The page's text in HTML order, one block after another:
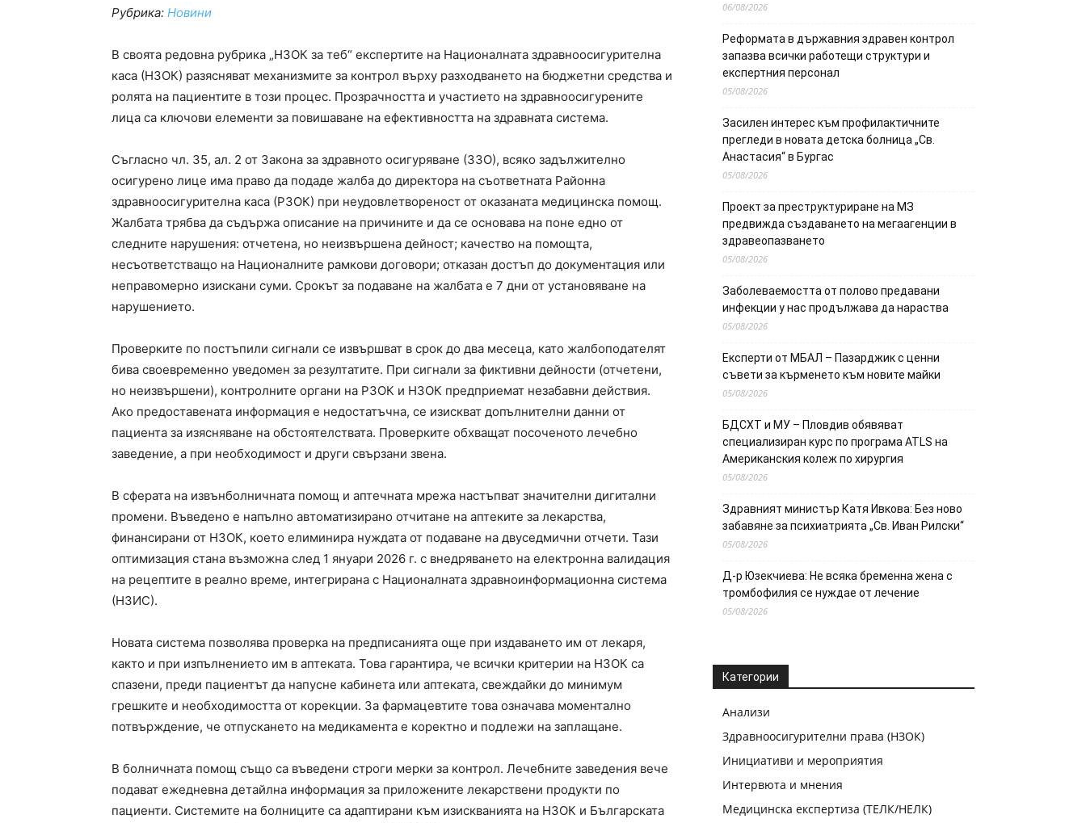
Рубрика: Новини
В своята редовна рубрика „НЗОК за теб“ експертите на Националната здравноосигурителна
каса (НЗОК) разясняват механизмите за контрол върху разходването на бюджетни средства и
ролята на пациентите в този процес. Прозрачността и участието на здравноосигурените
лица са ключови елементи за повишаване на ефективността на здравната система.
Съгласно чл. 35, ал. 2 от Закона за здравното осигуряване (ЗЗО), всяко задължително
осигурено лице има право да подаде жалба до директора на съответната Районна
здравноосигурителна каса (РЗОК) при неудовлетвореност от оказаната медицинска помощ.
Жалбата трябва да съдържа описание на причините и да се основава на поне едно от
следните нарушения: отчетена, но неизвършена дейност; качество на помощта,
несъответстващо на Националните рамкови договори; отказан достъп до документация или
неправомерно изискани суми. Срокът за подаване на жалбата е 7 дни от установяване на
нарушението.
Проверките по постъпили сигнали се извършват в срок до два месеца, като жалбоподателят
бива своевременно уведомен за резултатите. При сигнали за фиктивни дейности (отчетени,
но неизвършени), контролните органи на РЗОК и НЗОК предприемат незабавни действия.
Ако предоставената информация е недостатъчна, се изискват допълнителни данни от
пациента за изясняване на обстоятелствата. Проверките обхващат посоченото лечебно
заведение, а при необходимост и други свързани звена.
В сферата на извънболничната помощ и аптечната мрежа настъпват значителни дигитални
промени. Въведено е напълно автоматизирано отчитане на аптеките за лекарства,
финансирани от НЗОК, което елиминира нуждата от подаване на двуседмични отчети. Тази
оптимизация стана възможна след 1 януари 2026 г. с внедряването на електронна валидация
на рецептите в реално време, интегрирана с Националната здравноинформационна система
(НЗИС).
Новата система позволява проверка на предписанията още при издаването им от лекаря,
както и при изпълнението им в аптеката. Това гарантира, че всички критерии на НЗОК са
спазени, преди пациентът да напусне кабинета или аптеката, свеждайки до минимум
грешките и необходимостта от корекции. За фармацевтите това означава моментално
потвърждение, че отпускането на медикамента е коректно и подлежи на заплащане.
В болничната помощ също са въведени строги мерки за контрол. Лечебните заведения вече
подават ежедневна детайлна информация за приложените лекарствени продукти по
пациенти. Системите на болниците са адаптирани към изискванията на НЗОК и Българската
06/08/2026
Реформата в държавния здравен контрол
запазва всички работещи структури и
експертния персонал
05/08/2026
Засилен интерес към профилактичните
прегледи в новата детска болница „Св.
Анастасия“ в Бургас
05/08/2026
Проект за преструктуриране на МЗ
предвижда създаването на мегаагенции в
здравеопазването
05/08/2026
Заболеваемостта от полово предавани
инфекции у нас продължава да нараства
05/08/2026
Експерти от МБАЛ – Пазарджик с ценни
съвети за кърменето към новите майки
05/08/2026
БДСХТ и МУ – Пловдив обявяват
специализиран курс по програма ATLS на
Американския колеж по хирургия
05/08/2026
Здравният министър Катя Ивкова: Без ново
забавяне за психиатрията „Св. Иван Рилски“
05/08/2026
Д-р Юзекчиева: Не всяка бременна жена с
тромбофилия се нуждае от лечение
05/08/2026
Категории
Анализи
Здравноосигурителни права (НЗОК)
Инициативи и мероприятия
Интервюта и мнения
Медицинска експертиза (ТЕЛК/НЕЛК)